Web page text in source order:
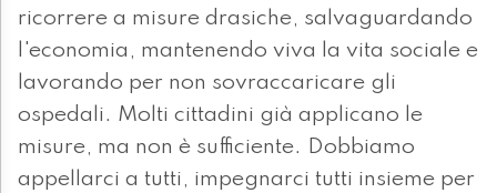
ricorrere a misure drasiche, salvaguardando
l'economia, mantenendo viva la vita sociale e
lavorando per non sovraccaricare gli
ospedali. Molti cittadini già applicano le
misure, ma non è sufficiente. Dobbiamo
appellarci a tutti, impegnarci tutti insieme per